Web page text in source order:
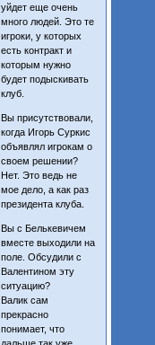
уйдет еще очень
много людей. Это те
игроки, у которых
есть контракт и
которым нужно
будет подыскивать
клуб.
Вы присутствовали,
когда Игорь Суркис
объявлял игрокам о
своем решении?
Нет. Это ведь не
мое дело, а как раз
президента клуба.
Вы с Белькевичем
вместе выходили на
поле. Обсудили с
Валентином эту
ситуацию?
Валик сам
прекрасно
понимает, что